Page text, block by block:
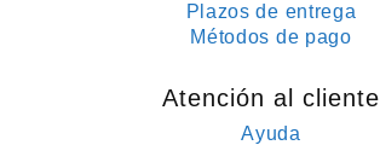
Plazos de entrega
Métodos de pago
Atención al cliente
Ayuda